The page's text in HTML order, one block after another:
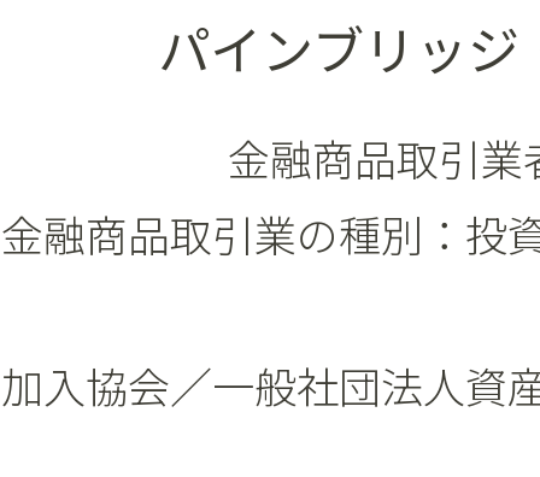
パインブリッ
金融商品取引
金融商品取引業の種別：投
加入協会／一般社団法人資